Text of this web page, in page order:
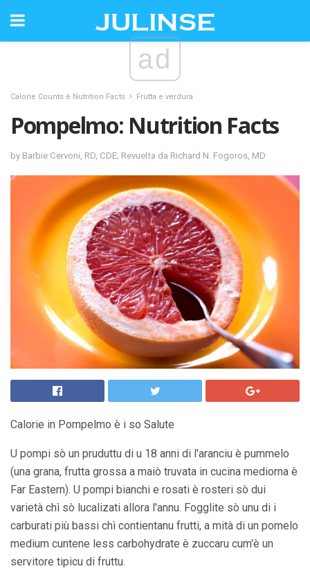
ad
Calorie Counts è Nutrition Facts Frutta e verdura
Pompelmo: Nutrition Facts
by Barbie Cervoni, RD, CDE; Revuelta da Richard N. Fogoros, MD
Calorie in Pompelmo è i so Salute
U pompi sò un pruduttu di u 18 anni di l'aranciu è pummelo
(una grana, frutta grossa a maiò truvata in cucina mediorna è
Far Eastern). U pompi bianchi e rosati è rosteri sò dui
varietà chì sò lucalizati allora l'annu. Fogglite sò unu di i
carburati più bassi chì contientanu frutti, a mità di un pomelo
medium cuntene less carbohydrate è zuccaru cum'è un
servitore tipicu di fruttu.